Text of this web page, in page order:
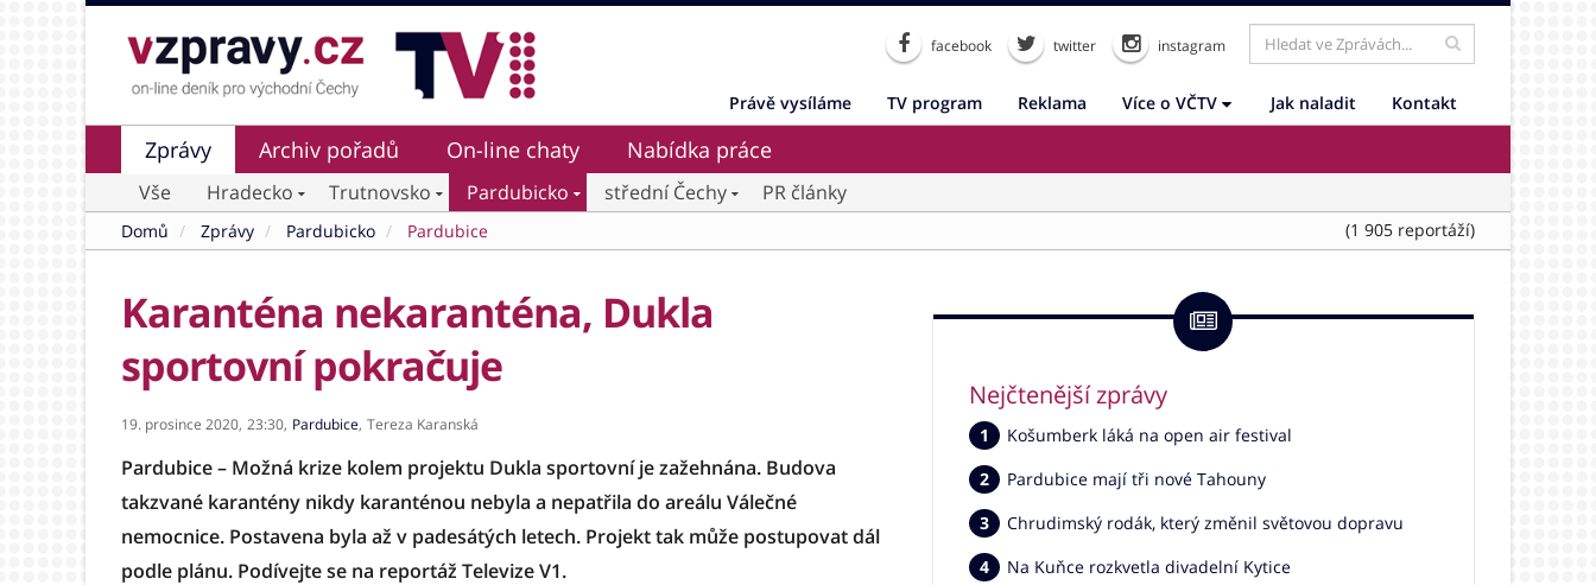
facebook twitter instagram
Právě vysíláme TV program Reklama Více o VČTV Jak naladit Kontakt
Zprávy Archiv pořadů On-line chaty Nabídka práce
Vše Hradecko Trutnovsko Pardubicko střední Čechy PR články
(1 905 reportáží)
Domů Zprávy Pardubicko Pardubice
Karanténa nekaranténa, Dukla
sportovní pokračuje
19. prosince 2020, 23:30, Pardubice, Tereza Karanská
Pardubice – Možná krize kolem projektu Dukla sportovní je zažehnána. Budova
takzvané karantény nikdy karanténou nebyla a nepatřila do areálu Válečné
nemocnice. Postavena byla až v padesátých letech. Projekt tak může postupovat dál
podle plánu. Podívejte se na reportáž Televize V1.
Nejčtenější zprávy
Košumberk láká na open air festival
Pardubice mají tři nové Tahouny
Chrudimský rodák, který změnil světovou dopravu
Na Kuňce rozkvetla divadelní Kytice